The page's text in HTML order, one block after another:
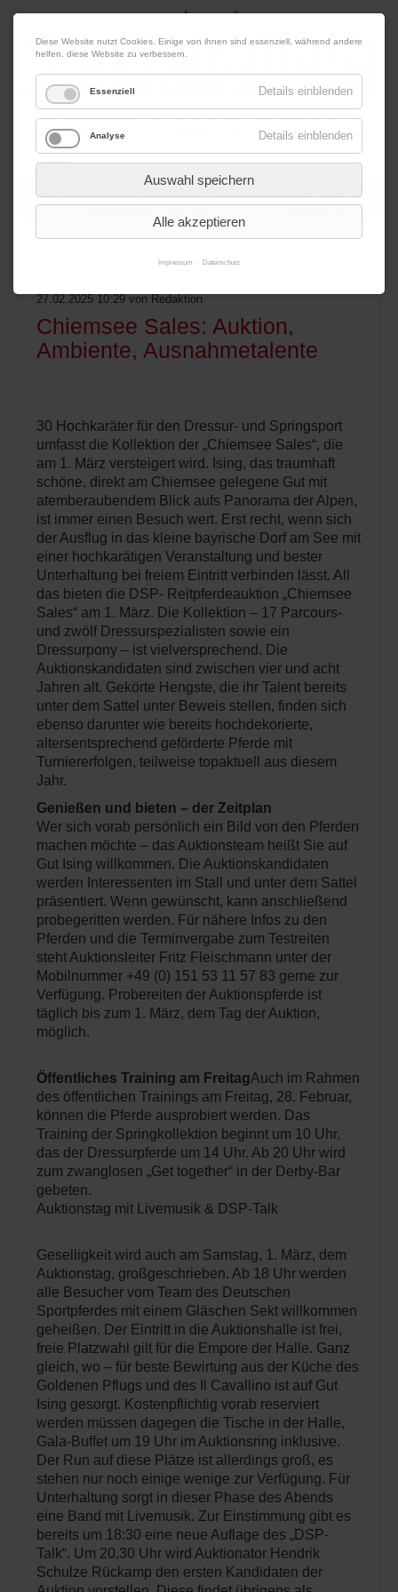
09. August 2026 Impressum|Kontakt|Datenschutz
Werbung
27.02.2025 10:29 von Redaktion
Chiemsee Sales: Auktion,
Ambiente, Ausnahmetalente
30 Hochkaräter für den Dressur- und Springsport
umfasst die Kollektion der „Chiemsee Sales“, die
am 1. März versteigert wird. Ising, das traumhaft
schöne, direkt am Chiemsee gelegene Gut mit
atemberaubendem Blick aufs Panorama der Alpen,
ist immer einen Besuch wert. Erst recht, wenn sich
der Ausflug in das kleine bayrische Dorf am See mit
einer hochkarätigen Veranstaltung und bester
Unterhaltung bei freiem Eintritt verbinden lässt. All
das bieten die DSP- Reitpferdeauktion „Chiemsee
Sales“ am 1. März. Die Kollektion – 17 Parcours-
und zwölf Dressurspezialisten sowie ein
Dressurpony – ist vielversprechend. Die
Auktionskandidaten sind zwischen vier und acht
Jahren alt. Gekörte Hengste, die ihr Talent bereits
unter dem Sattel unter Beweis stellen, finden sich
ebenso darunter wie bereits hochdekorierte,
altersentsprechend geförderte Pferde mit
Turniererfolgen, teilweise topaktuell aus diesem
Jahr.
Genießen und bieten – der Zeitplan
Wer sich vorab persönlich ein Bild von den Pferden
machen möchte – das Auktionsteam heißt Sie auf
Gut Ising willkommen. Die Auktionskandidaten
werden Interessenten im Stall und unter dem Sattel
präsentiert. Wenn gewünscht, kann anschließend
probegeritten werden. Für nähere Infos zu den
Pferden und die Terminvergabe zum Testreiten
steht Auktionsleiter Fritz Fleischmann unter der
Mobilnummer +49 (0) 151 53 11 57 83 gerne zur
Verfügung. Probereiten der Auktionspferde ist
täglich bis zum 1. März, dem Tag der Auktion,
möglich.
Öffentliches Training am FreitagAuch im Rahmen
des öffentlichen Trainings am Freitag, 28. Februar,
können die Pferde ausprobiert werden. Das
Training der Springkollektion beginnt um 10 Uhr,
das der Dressurpferde um 14 Uhr. Ab 20 Uhr wird
zum zwanglosen „Get together“ in der Derby-Bar
gebeten.
Auktionstag mit Livemusik & DSP-Talk
Geselligkeit wird auch am Samstag, 1. März, dem
Auktionstag, großgeschrieben. Ab 18 Uhr werden
alle Besucher vom Team des Deutschen
Sportpferdes mit einem Gläschen Sekt willkommen
geheißen. Der Eintritt in die Auktionshalle ist frei,
freie Platzwahl gilt für die Empore der Halle. Ganz
gleich, wo – für beste Bewirtung aus der Küche des
Goldenen Pflugs und des Il Cavallino ist auf Gut
Ising gesorgt. Kostenpflichtig vorab reserviert
werden müssen dagegen die Tische in der Halle,
Gala-Buffet um 19 Uhr im Auktionsring inklusive.
Der Run auf diese Plätze ist allerdings groß, es
stehen nur noch einige wenige zur Verfügung. Für
Unterhaltung sorgt in dieser Phase des Abends
eine Band mit Livemusik. Zur Einstimmung gibt es
bereits um 18:30 eine neue Auflage des „DSP-
Talk“. Um 20.30 Uhr wird Auktionator Hendrik
Schulze Rückamp den ersten Kandidaten der
Diese Website nutzt Cookies. Einige von ihnen sind essenziell, während andere
helfen, diese Website zu verbessern.
Essenziell Details einblenden
Analyse Details einblenden
Auswahl speichern
Alle akzeptieren
Impressum Datenschutz